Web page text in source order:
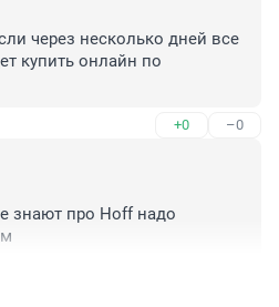
через несколько дней все
купить онлайн по
+0 –0
знают про Hoff надо